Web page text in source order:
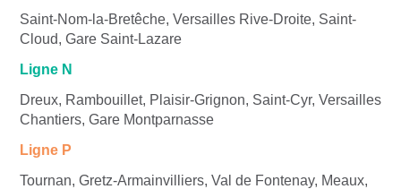
Saint-Nom-la-Bretêche, Versailles Rive-Droite, Saint-
Cloud, Gare Saint-Lazare
Ligne N
Dreux, Rambouillet, Plaisir-Grignon, Saint-Cyr, Versailles
Chantiers, Gare Montparnasse
Ligne P
Tournan, Gretz-Armainvilliers, Val de Fontenay, Meaux,